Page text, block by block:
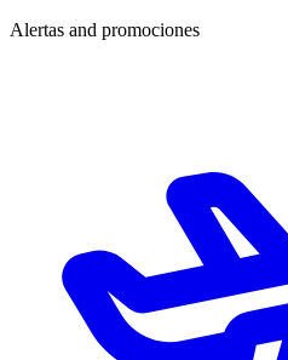
Alertas and promociones